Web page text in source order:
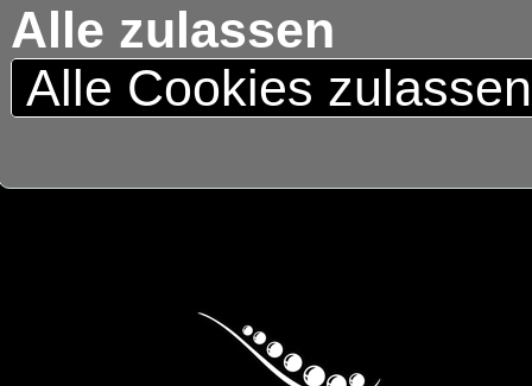
Alle zulassen
Alle Cookies